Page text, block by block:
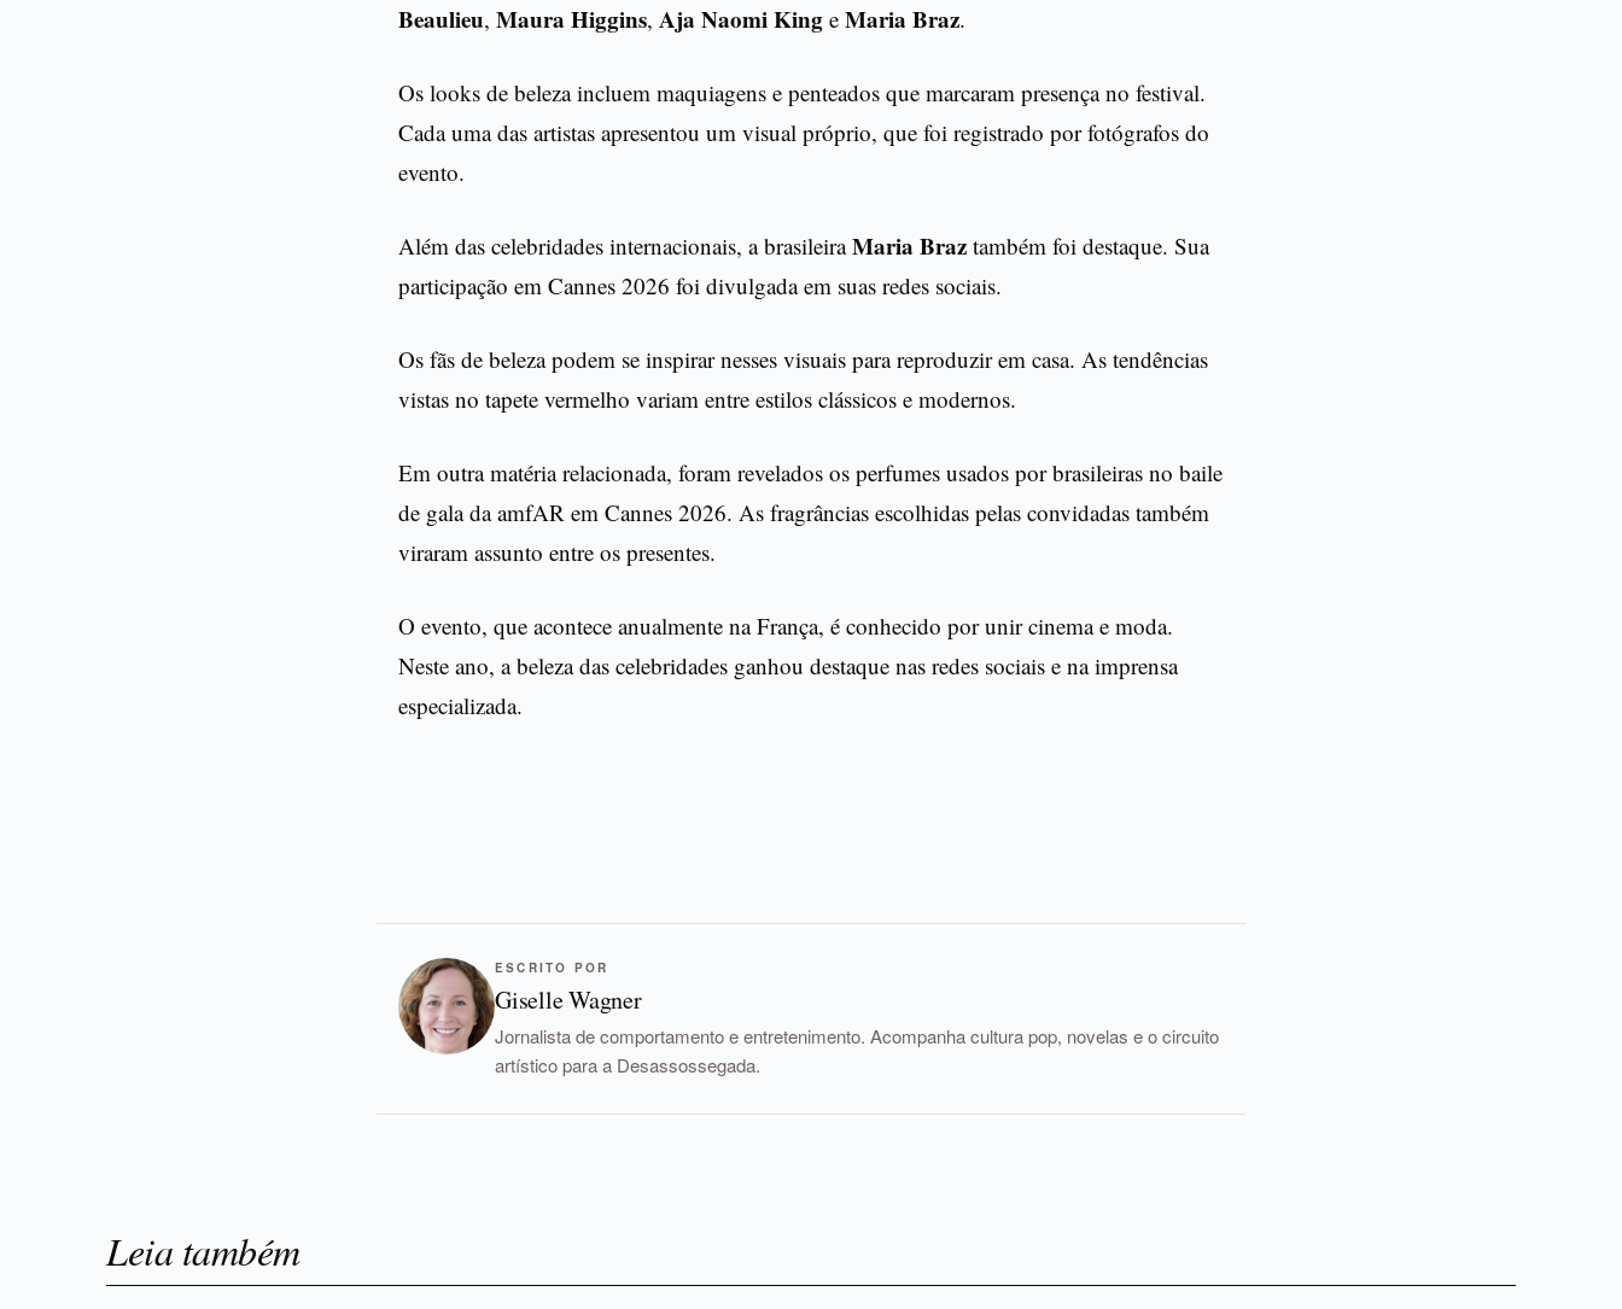
Beaulieu, Maura Higgins, Aja Naomi King e Maria Braz.
Os looks de beleza incluem maquiagens e penteados que marcaram presença no festival.
Cada uma das artistas apresentou um visual próprio, que foi registrado por fotógrafos do
evento.
Além das celebridades internacionais, a brasileiraMaria Braz também foi destaque. Sua
participação em Cannes 2026 foi divulgada em suas redes sociais.
Os fãs de beleza podem se inspirar nesses visuais para reproduzir em casa. As tendências
vistas no tapete vermelho variam entre estilos clássicos e modernos.
Em outra matéria relacionada, foram revelados os perfumes usados por brasileiras no baile
de gala da amfAR em Cannes 2026. As fragrâncias escolhidas pelas convidadas também
viraram assunto entre os presentes.
O evento, que acontece anualmente na França, é conhecido por unir cinema e moda.
Neste ano, a beleza das celebridades ganhou destaque nas redes sociais e na imprensa
especializada.
ESCRITO POR
Giselle Wagner
Jornalista de comportamento e entretenimento. Acompanha cultura pop, novelas e o circuito
artístico para a Desassossegada.
Leia também